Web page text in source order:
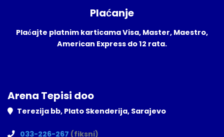
Plaćanje
Plaćajte platnim karticama Visa, Master, Maestro,
American Express do 12 rata.
Arena Tepisi doo
Terezija bb, Plato Skenderija, Sarajevo
033-226-267 (fiksni)